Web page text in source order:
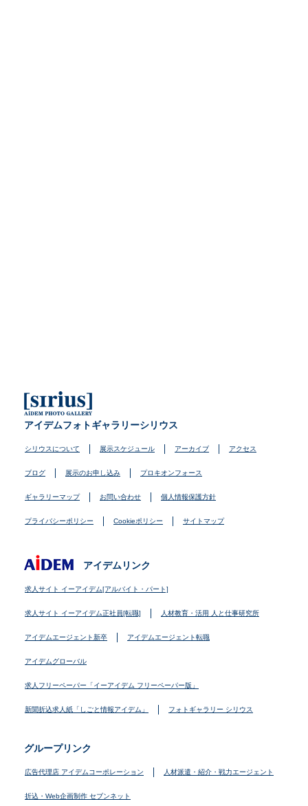
アイデムフォトギャラリーシリウス
シリウスについて 展示スケジュール アーカイブ アクセス
ブログ 展示のお申し込み プロキオンフォース
ギャラリーマップ お問い合わせ 個人情報保護方針
プライバシーポリシー Cookieポリシー サイトマップ
アイデムリンク
求人サイト イーアイデム[アルバイト・パート]
求人サイト イーアイデム正社員[転職] 人材教育・活用 人と仕事研究所
アイデムエージェント新卒 アイデムエージェント転職
アイデムグローバル
求人フリーペーパー「イーアイデム フリーペーパー版」
新聞折込求人紙「しごと情報アイデム」 フォトギャラリー シリウス
グループリンク
広告代理店 アイデムコーポレーション 人材派遣・紹介・戦力エージェント
折込・Web企画制作 セブンネット